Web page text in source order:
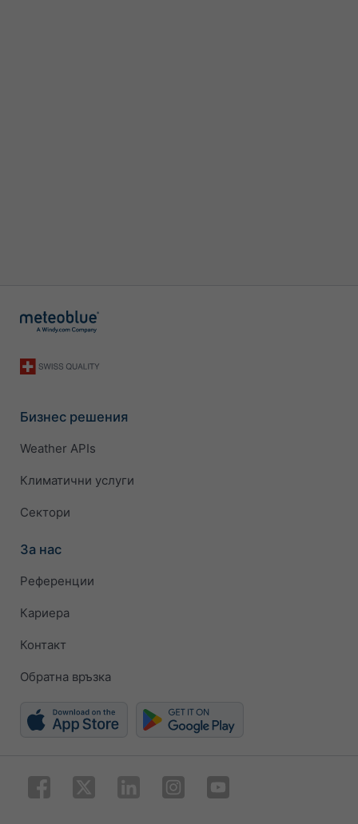
Бизнес решения
Weather APIs
Климатични услуги
Сектори
За нас
Референции
Кариера
Контакт
Обратна връзка